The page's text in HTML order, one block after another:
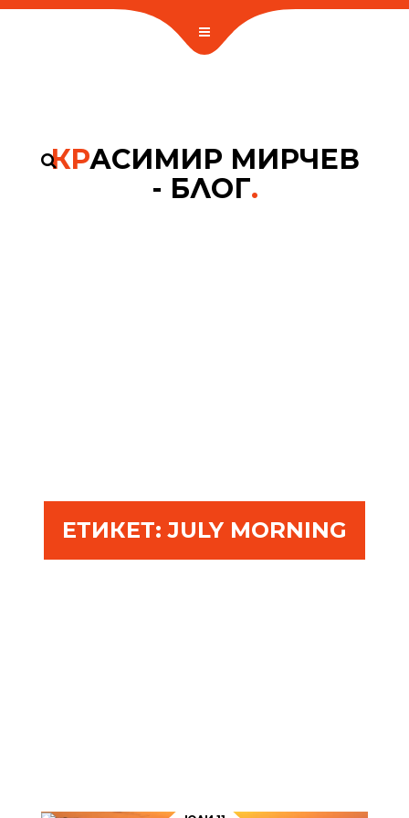
КРАСИМИР МИРЧЕВ
- БЛОГ.
ЕТИКЕТ:JULY MORNING